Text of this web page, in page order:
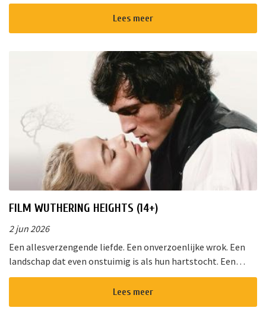
Lees meer
FILM WUTHERING HEIGHTS (14+)
2 jun 2026
Een allesverzengende liefde. Een onverzoenlijke wrok. Een
landschap dat even onstuimig is als hun hartstocht. Een
gedurfde en originele verfilming van de wereldberoemde
Lees meer